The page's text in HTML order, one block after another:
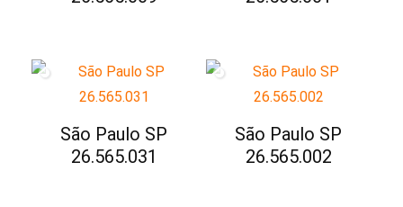
São Paulo SP
26.565.031
São Paulo SP
26.565.002